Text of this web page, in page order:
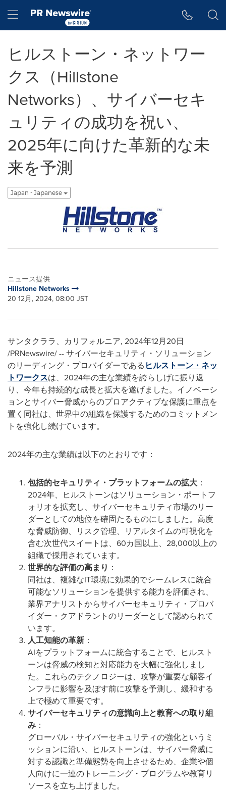
Hamburger menu
ヒルストーン・ネットワー
クス（Hillstone
Networks）、サイバーセキ
ュリティの成功を祝い、
2025年に向けた革新的な未
来を予測
Japan - Japanese
ニュース提供
Hillstone Networks
20 12月, 2024, 08:00 JST
サンタクララ、カリフォルニア, 2024年12月20日
/PRNewswire/ -- サイバーセキュリティ・ソリューション
のリーディング・プロバイダーである ヒルストーン・ネッ
トワークスは、2024年の主な業績を誇らしげに振り返
り、今年も持続的な成長と拡大を遂げました。イノベーシ
ョンとサイバー脅威からのプロアクティブな保護に重点を
置く同社は、世界中の組織を保護するためのコミットメン
トを強化し続けています。
2024年の主な業績は以下のとおりです：
包括的セキュリティ・プラットフォームの拡大：
2024年、ヒルストーンはソリューション・ポートフ
ォリオを拡充し、サイバーセキュリティ市場のリー
ダーとしての地位を確固たるものにしました。高度
な脅威防御、リスク管理、リアルタイムの可視化を
含む次世代スイートは、60カ国以上、28,000以上の
組織で採用されています。
世界的な評価の高まり ：
同社は、複雑なIT環境に効果的でシームレスに統合
可能なソリューションを提供する能力を評価され、
業界アナリストからサイバーセキュリティ・プロバ
イダー・クアドラントのリーダーとして認められて
います。
人工知能の革新 ：
AIをプラットフォームに統合することで、ヒルスト
ーンは脅威の検知と対応能力を大幅に強化しまし
た。これらのテクノロジーは、攻撃が重要な顧客イ
ンフラに影響を及ぼす前に攻撃を予測し、緩和する
上で極めて重要です。
サイバーセキュリティの意識向上と教育への取り組
み ：
グローバル・サイバーセキュリティの強化というミ
ッションに沿い、ヒルストーンは、サイバー脅威に
対する認識と準備態勢を向上させるため、企業や個
人向けに一連のトレーニング・プログラムや教育リ
ソースを立ち上げました。